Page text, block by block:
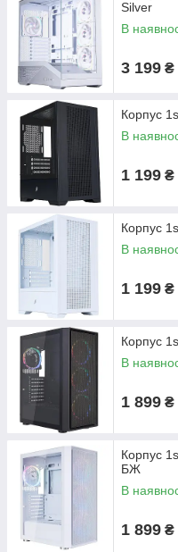
Silver
В
3 199 ₴
Корпус
В
1 199 ₴
Корпус
В
1 199 ₴
Корпус
В
1 899 ₴
Корпус
БЖ
В
1 899 ₴